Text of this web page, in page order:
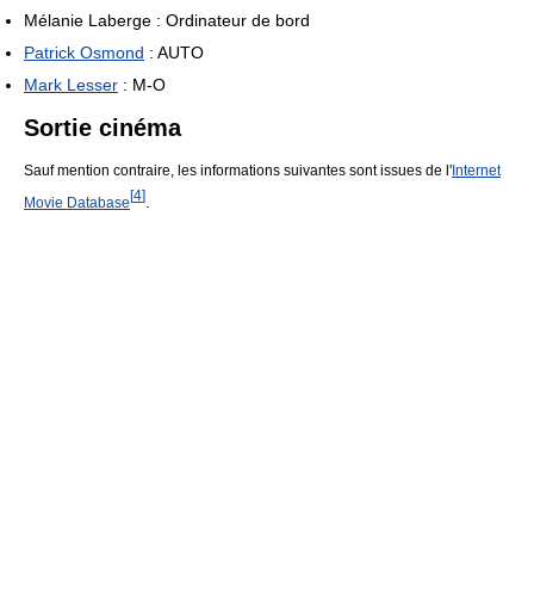
Mélanie Laberge : Ordinateur de bord
Patrick Osmond : AUTO
Mark Lesser : M-O
Sortie cinéma
Sauf mention contraire, les informations suivantes sont issues de l'Internet
Movie Database[4]